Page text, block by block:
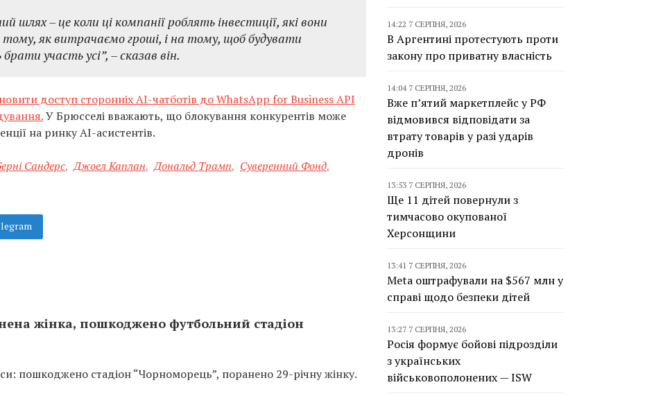
шлях – це коли ці компанії роблять інвестиції, які вони
як витрачаємо гроші, і на тому, щоб будувати
участь усі”, – сказав він.
доступ сторонніх AI-чатботів до WhatsApp for Business API
У Брюсселі вважають, що блокування конкурентів може
на ринку AI-асистентів.
Сандерс, Джоел Каплан, Дональд Трамп, Суверенний Фонд,
жінка, пошкоджено футбольний стадіон
пошкоджено стадіон “Чорноморець”, поранено 29-річну жінку.
14:22 7 СЕРПНЯ, 2026
В Аргентині протестують проти
закону про приватну власність
14:04 7 СЕРПНЯ, 2026
Вже п’ятий маркетплейс у РФ
відмовився відповідати за
втрату товарів у разі ударів
дронів
13:53 7 СЕРПНЯ, 2026
Ще 11 дітей повернули з
тимчасово окупованої
Херсонщини
13:41 7 СЕРПНЯ, 2026
Meta оштрафували на $567 млн у
справі щодо безпеки дітей
13:27 7 СЕРПНЯ, 2026
Росія формує бойові підрозділи
з українських
військовополонених — ISW